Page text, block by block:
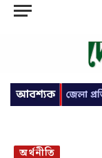
অর্থনীতি